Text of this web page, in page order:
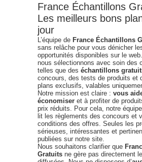
France Échantillons
Les meilleurs bons
jour
L’équipe de France Échantillons
sans relâche pour vous dénicher
opportunités disponibles sur le
nous sélectionnons avec soin des
telles que des échantillons
concours, des tests de produits et
plans exclusifs, valables
Notre mission est claire : vous
économiser et à profiter de
prix réduits. Pour cela, notre
lit les règlements des concours et
conditions des offres. Seules les
sérieuses, intéressantes et
publiées sur notre site.
Nous souhaitons clarifier que
Gratuits ne gère pas directement